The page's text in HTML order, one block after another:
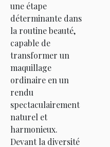
une étape
déterminante dans
la routine beauté,
capable de
transformer un
maquillage
ordinaire en un
rendu
spectaculairement
naturel et
harmonieux.
Devant la diversité